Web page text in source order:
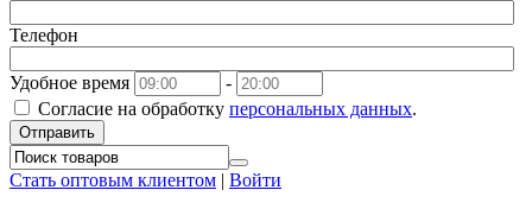
Телефон
Удобное время
-
Согласие на обработку персональных данных.
Отправить
Стать оптовым клиентом | Войти